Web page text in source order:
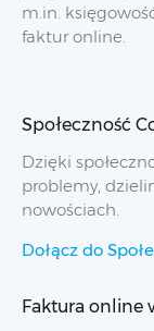
m.in.
faktur online.
Społeczność
Dzięki
problemy,
nowościach.
Dołącz do
Faktura online